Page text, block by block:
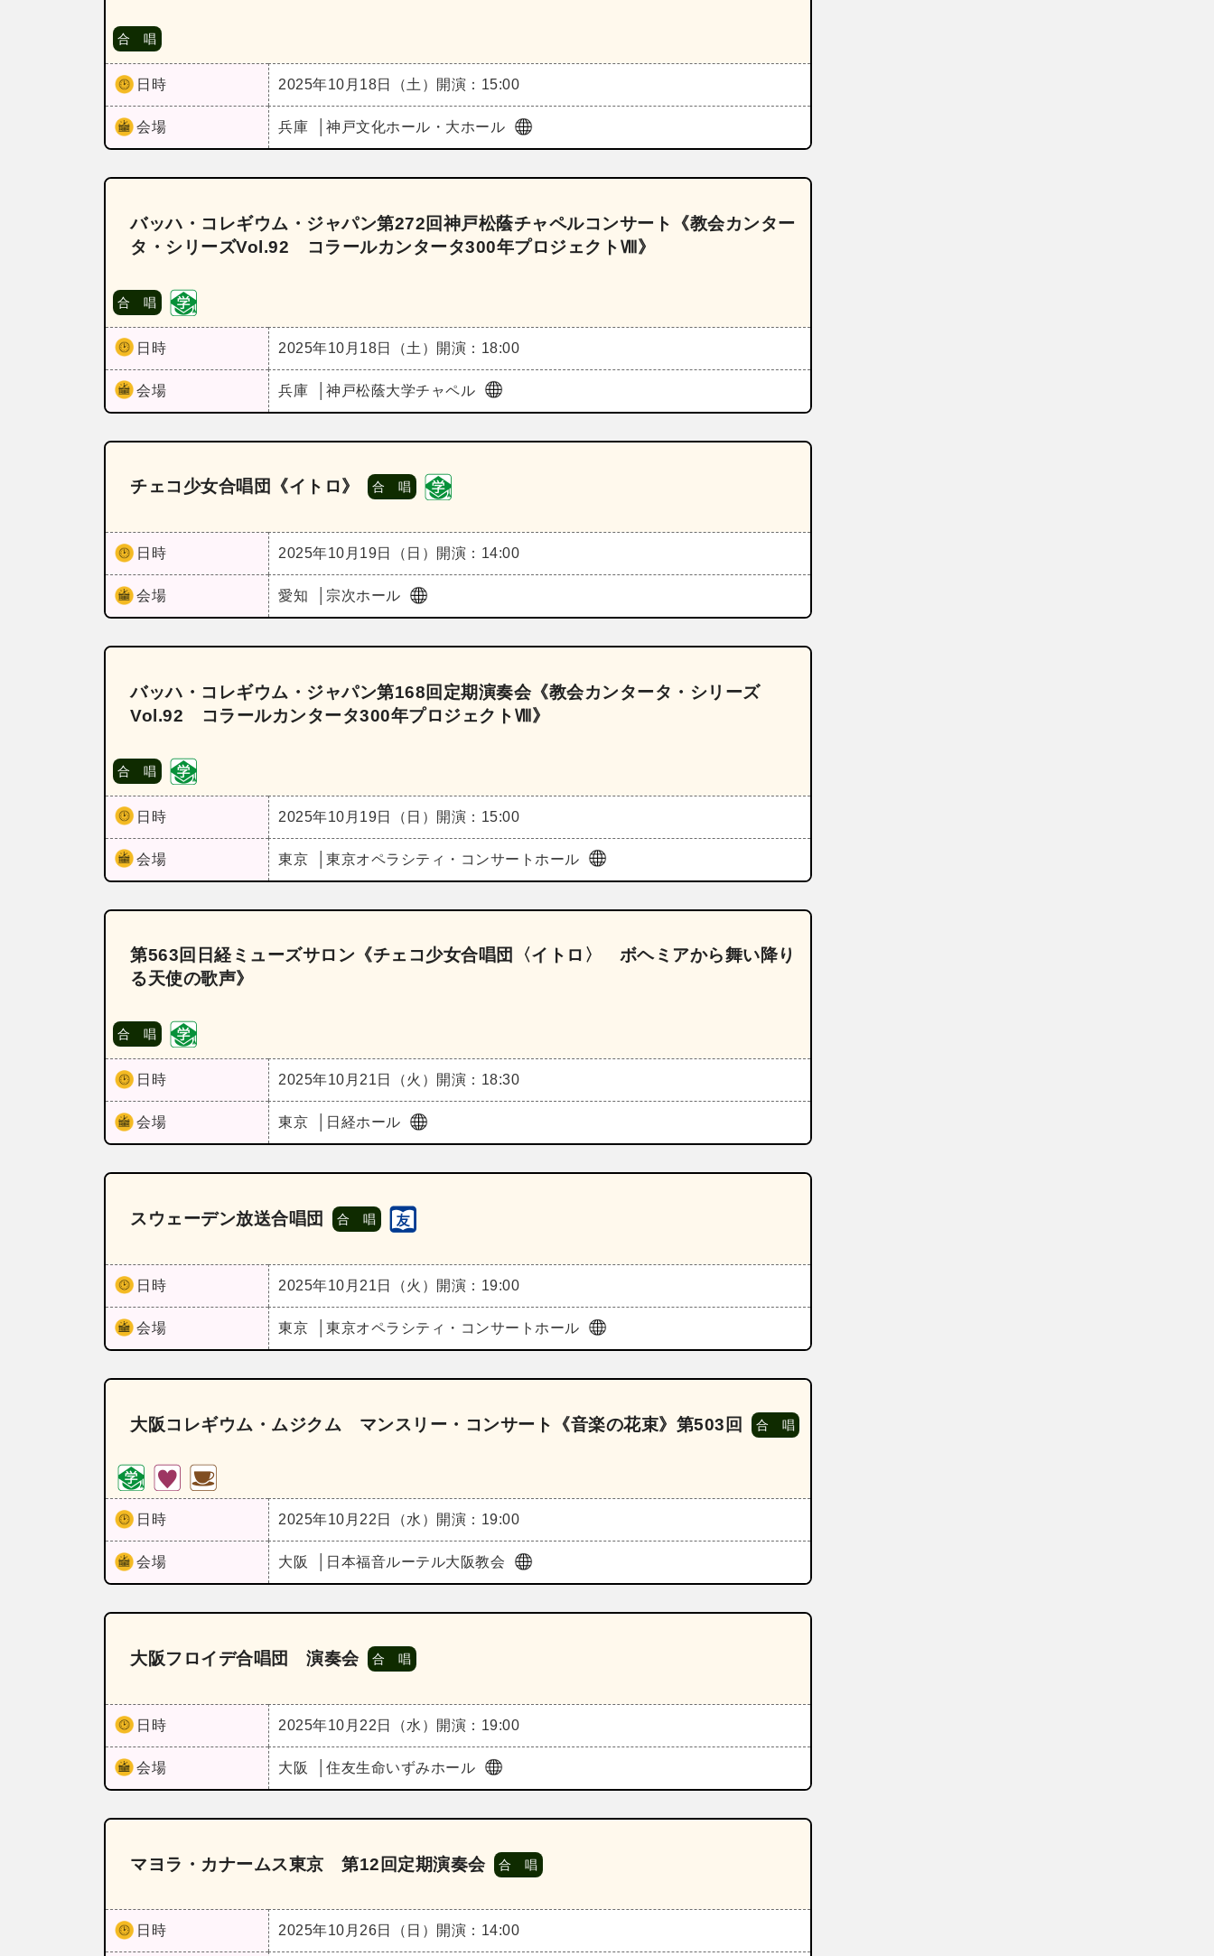
合 唱
日時 2025年10月18日（土） 開演：15:00
会場 兵庫 神戸文化ホール・大ホール
バッハ・コレギウム・ジャパン第272回神戸松蔭チャペルコンサート《教会カンター
タ・シリーズVol.92 コラールカンタータ300年プロジェクトⅧ》
合 唱
日時 2025年10月18日（土） 開演：18:00
会場 兵庫 神戸松蔭大学チャペル
チェコ少女合唱団《イトロ》 合 唱
日時 2025年10月19日（日） 開演：14:00
会場 愛知 宗次ホール
バッハ・コレギウム・ジャパン第168回定期演奏会《教会カンタータ・シリーズ
Vol.92 コラールカンタータ300年プロジェクトⅧ》
合 唱
日時 2025年10月19日（日） 開演：15:00
会場 東京 東京オペラシティ・コンサートホール
第563回日経ミューズサロン《チェコ少女合唱団〈イトロ〉 ボヘミアから舞い降り
る天使の歌声》
合 唱
日時 2025年10月21日（火） 開演：18:30
会場 東京 日経ホール
スウェーデン放送合唱団 合 唱
日時 2025年10月21日（火） 開演：19:00
会場 東京 東京オペラシティ・コンサートホール
大阪コレギウム・ムジクム マンスリー・コンサート《音楽の花束》第503回 合 唱
日時 2025年10月22日（水） 開演：19:00
会場 大阪 日本福音ルーテル大阪教会
大阪フロイデ合唱団 演奏会 合 唱
日時 2025年10月22日（水） 開演：19:00
会場 大阪 住友生命いずみホール
マヨラ・カナームス東京 第12回定期演奏会 合 唱
日時 2025年10月26日（日） 開演：14:00